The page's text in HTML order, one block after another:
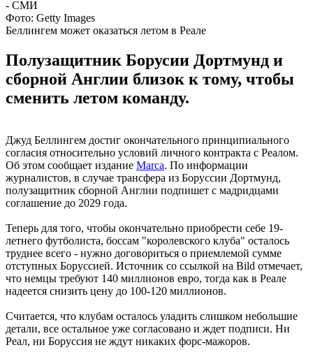
Фото: Getty Images
Беллингем может оказаться летом в Реале
Полузащитник Борусии Дортмунд и
сборной Англии близок к тому, чтобы
сменить летом команду.
Джуд Беллингем достиг окончательного принципиального
согласия относительно условий личного контракта с Реалом.
Об этом сообщает издание Marca. По информации
журналистов, в случае трансфера из Боруссии Дортмунд,
полузащитник сборной Англии подпишет с мадридцами
соглашение до 2029 года.
Теперь для того, чтобы окончательно приобрести себе 19-
летнего футболиста, боссам "королевского клуба" осталось
труднее всего - нужно договориться о приемлемой сумме
отступных Боруссией. Источник со ссылкой на Bild отмечает,
что немцы требуют 140 миллионов евро, тогда как в Реале
надеется снизить цену до 100-120 миллионов.
Считается, что клубам осталось уладить слишком небольшие
детали, все остальное уже согласовано и ждет подписи. Ни
Реал, ни Боруссия не ждут никаких форс-мажоров.